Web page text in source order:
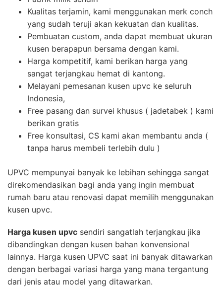
Kualitas terjamin, kami menggunakan merk conch
yang sudah teruji akan kekuatan dan kualitas.
Pembuatan custom, anda dapat membuat ukuran
kusen berapapun bersama dengan kami.
Harga kompetitif, kami berikan harga yang
sangat terjangkau hemat di kantong.
Melayani pemesanan kusen upvc ke seluruh
Indonesia,
Free pasang dan survei khusus ( jadetabek ) kami
berikan gratis
Free konsultasi, CS kami akan membantu anda (
tanpa harus membeli terlebih dulu )
UPVC mempunyai banyak ke lebihan sehingga sangat
direkomendasikan bagi anda yang ingin membuat
rumah baru atau renovasi dapat memilih menggunakan
kusen upvc.
Harga kusen upvc sendiri sangatlah terjangkau jika
dibandingkan dengan kusen bahan konvensional
lainnya. Harga kusen UPVC saat ini banyak ditawarkan
dengan berbagai variasi harga yang mana tergantung
dari jenis atau model yang ditawarkan.